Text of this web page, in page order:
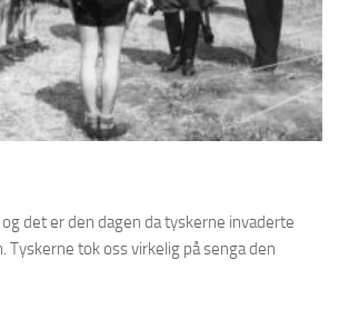
og det er den dagen da tyskerne invaderte
Tyskerne tok oss virkelig på senga den